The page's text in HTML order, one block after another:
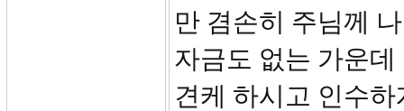
만 겸손히 주님께
자금도 없는 가운
견케 하시고 인수